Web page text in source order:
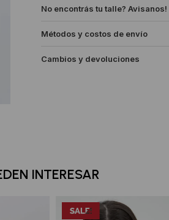
No encontrás tu talle? Avisanos!
Métodos y costos de envío
Cambios y devoluciones
INTERESAR